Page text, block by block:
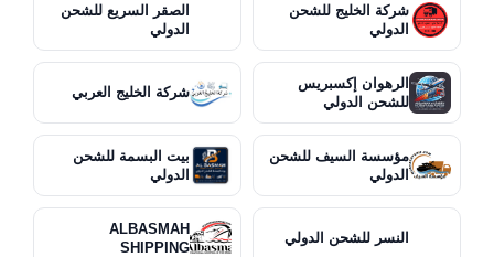
شركة الخليج للشحن
الدولي
الصقر السريع للشحن
الدولي
الرهوان إكسبريس
للشحن الدولي
شركة الخليج العربي
مؤسسة السيف للشحن
الدولي
بيت البسمة للشحن
الدولي
النسر للشحن الدولي
ALBASMAH
SHIPPING